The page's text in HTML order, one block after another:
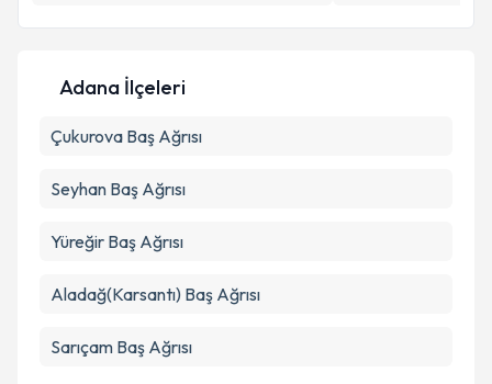
Metni'ni okudum ve kişisel verilerimin belirtilen
Adana İlçeleri
Çukurova Baş Ağrısı
Seyhan Baş Ağrısı
Yüreğir Baş Ağrısı
Aladağ(Karsantı) Baş Ağrısı
Sarıçam Baş Ağrısı